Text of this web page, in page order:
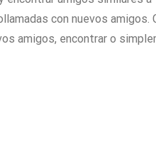
con nuevos amigos.
amigos, encontrar o